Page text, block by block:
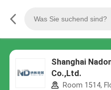
Shanghai
Co.,Ltd.
Room 1514,